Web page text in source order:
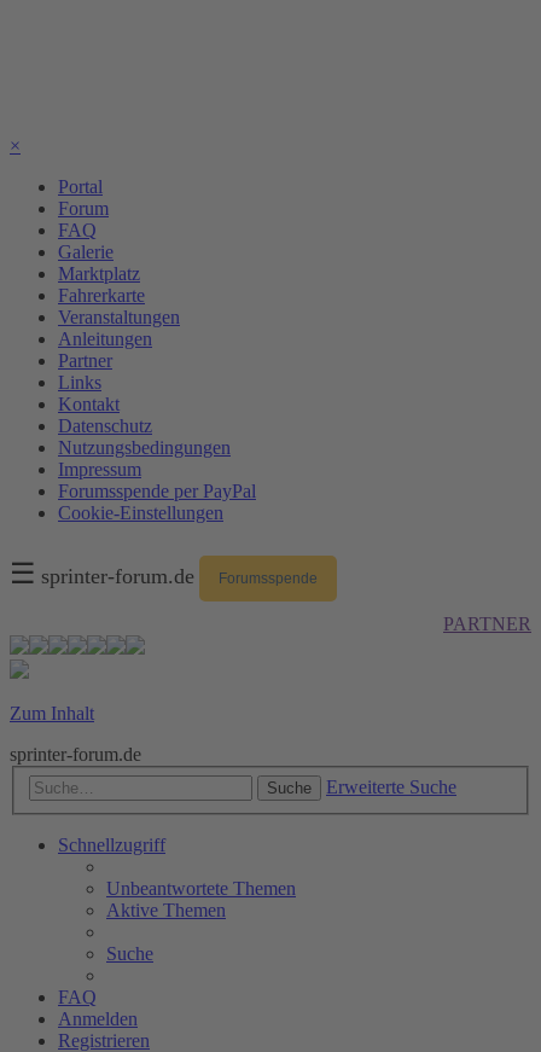
×
Portal
Forum
FAQ
Galerie
Marktplatz
Fahrerkarte
Veranstaltungen
Anleitungen
Partner
Links
Kontakt
Datenschutz
Nutzungsbedingungen
Impressum
Forumsspende per PayPal
Cookie-Einstellungen
☰ sprinter-forum.de Forumsspende
PARTNER
Zum Inhalt
sprinter-forum.de
Suche Erweiterte Suche
Schnellzugriff
Unbeantwortete Themen
Aktive Themen
Suche
FAQ
Anmelden
Registrieren